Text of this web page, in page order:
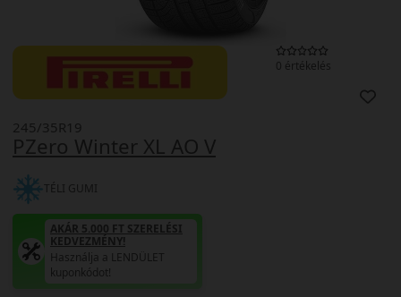
0 értékelés
PZero Winter XL AO V
245/35R19
TÉLI GUMI
AKÁR 5.000 FT SZERELÉSI
KEDVEZMÉNY!
Használja a LENDÜLET
kuponkódot!